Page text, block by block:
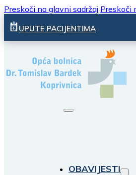
Preskoči na glavni sadržaj Preskoči
UPUTE PACIJENTIMA
OBAVIJESTI